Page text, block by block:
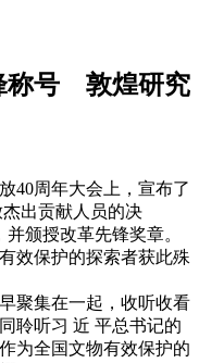
称号 敦煌研究
40周年大会上，宣布了
杰出贡献人员的决
颁授改革先锋奖章。
效保护的探索者获此殊
聚集在一起，收听收看
聆听习 近 平总书记的
为全国文物有效保护的